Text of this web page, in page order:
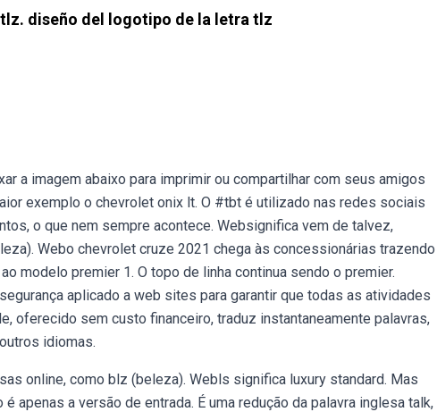
diseño del logotipo de la letra tlz
a imagem abaixo para imprimir ou compartilhar com seus amigos
exemplo o chevrolet onix lt. O #tbt é utilizado nas redes sociais
o que nem sempre acontece. Websignifica vem de talvez,
Webo chevrolet cruze 2021 chega às concessionárias trazendo
modelo premier 1. O topo de linha continua sendo o premier.
aplicado a web sites para garantir que todas as atividades
oferecido sem custo financeiro, traduz instantaneamente palavras,
idiomas.
online, como blz (beleza). Webls significa luxury standard. Mas
apenas a versão de entrada. É uma redução da palavra inglesa talk,